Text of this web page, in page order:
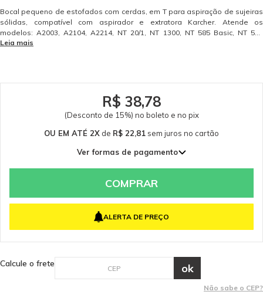
Bocal pequeno de estofados com cerdas, em T para aspiração de sujeiras
sólidas, compatível com aspirador e extratora Karcher. Atende os
modelos: A2003, A2104, A2214, NT 20/1, NT 1300, NT 585 Basic, NT 585
Turbo, NT 2000, NT 3000, Puzzi 4/15, Puzzi 4/20, Puzzi 4/30. O diâmetro do
01 Bocal Pequeno de Estofados em T para Aspirador e Extratora Kärcher
Leia mais
R$ 38,78
(Desconto de 15%) no boleto e no pix
OU EM ATÉ 2X de R$ 22,81 sem juros no cartão
Ver formas de pagamento
2x de R$ 22,81 sem juros
COMPRAR
ALERTA DE PREÇO
Calcule o frete
Não sabe o CEP?